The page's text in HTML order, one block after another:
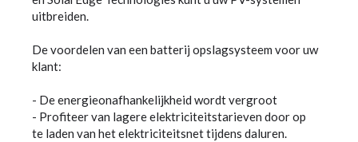
uitbreiden.
De voordelen van een batterij opslagsysteem voor uw
klant:
- De energieonafhankelijkheid wordt vergroot
- Profiteer van lagere elektriciteitstarieven door op
te laden van het elektriciteitsnet tijdens daluren.